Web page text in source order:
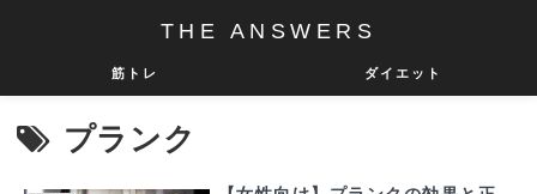
THE ANSWERS
筋トレ ダイエット
プランク